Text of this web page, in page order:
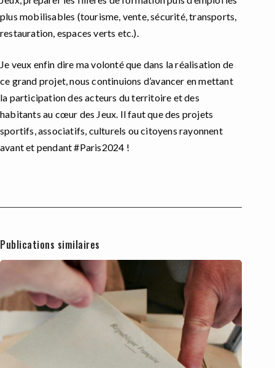
plus mobilisables (tourisme, vente, sécurité, transports,
restauration, espaces verts etc.).
Je veux enfin dire ma volonté que dans la réalisation de
ce grand projet, nous continuions d’avancer en mettant
la participation des acteurs du territoire et des
habitants au cœur des Jeux. Il faut que des projets
sportifs, associatifs, culturels ou citoyens rayonnent
avant et pendant #Paris2024 !
Publications similaires